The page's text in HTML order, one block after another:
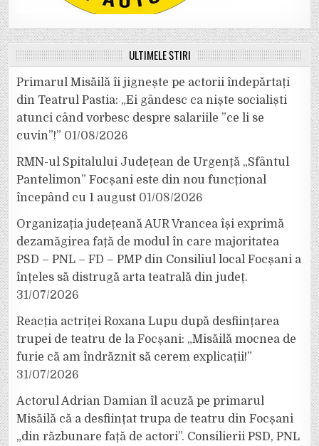
ULTIMELE ȘTIRI
Primarul Misăilă îi jignește pe actorii îndepărtați
din Teatrul Pastia: „Ei gândesc ca niște socialiști
atunci când vorbesc despre salariile ”ce li se
cuvin”!” 01/08/2026
RMN-ul Spitalului Județean de Urgență „Sfântul
Pantelimon” Focșani este din nou funcțional
începând cu 1 august 01/08/2026
Organizația județeană AUR Vrancea își exprimă
dezamăgirea față de modul în care majoritatea
PSD – PNL – FD – PMP din Consiliul local Focșani a
înțeles să distrugă arta teatrală din județ.
31/07/2026
Reacția actriței Roxana Lupu după desființarea
trupei de teatru de la Focșani: „Misăilă mocnea de
furie că am îndrăznit să cerem explicații!”
31/07/2026
Actorul Adrian Damian îl acuză pe primarul
Misăilă că a desființat trupa de teatru din Focșani
„din răzbunare față de actori”. Consilierii PSD, PNL